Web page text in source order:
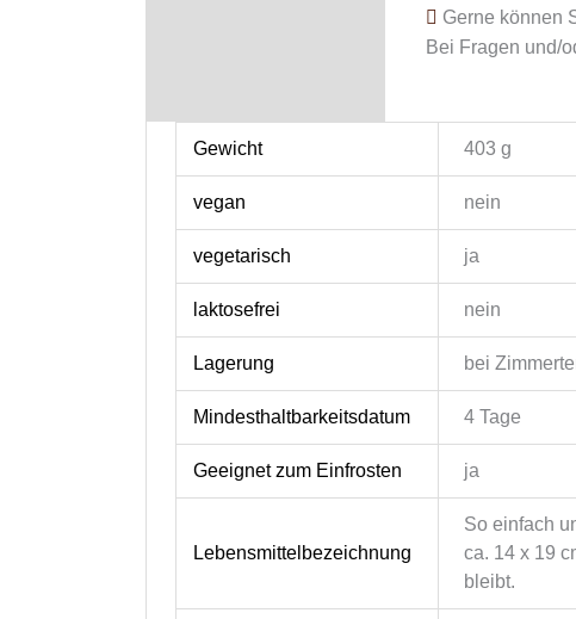
Gerne können
Bei Fragen und/
Gewicht 403 g
vegan nein
vegetarisch ja
laktosefrei nein
Lagerung bei
Mindesthaltbarkeitsdatum 4 Tage
Geeignet zum Einfrosten ja
Lebensmittelbezeichnung
So einfach
ca. 14 x 19
bleibt.